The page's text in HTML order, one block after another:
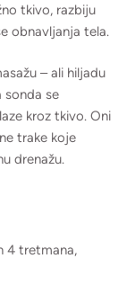
tkivo, razbiju
obnavljanja tela.
– ali hiljadu
sonda se
kroz tkivo. Oni
trake koje
drenažu.
4 tretmana,